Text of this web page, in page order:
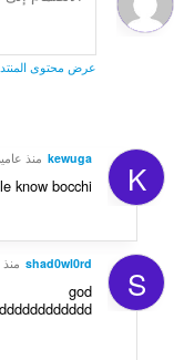
عرض محتوى
K
kewuga منذ
know bocchi
S
shad0wl0rd
god